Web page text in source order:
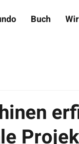
Buch Wir